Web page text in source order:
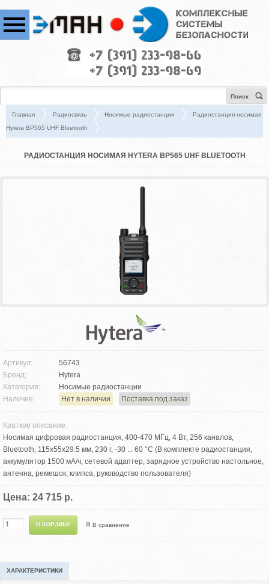
Поиск
Главная Радиосвязь Носимые радиостанции
Радиостанция носимая
Hytera BP565 UHF Bluetooth
РАДИОСТАНЦИЯ НОСИМАЯ HYTERA BP565 UHF BLUETOOTH
Артикул:
56743
Бренд:
Hytera
Категория:
Носимые радиостанции
Наличие:
Нет в наличии Поставка под заказ
Краткое описание:
Носимая цифровая радиостанция, 400-470 МГц, 4 Вт, 256 каналов,
Bluetooth, 115х55х29.5 мм, 230 г, -30 ... 60 °С (В комплекте радиостанция,
аккумулятор 1500 мА/ч, сетевой адаптер, зарядное устройство настольное,
антенна, ремешок, клипса, руководство пользователя)
Цена: 24 715 р.
В сравнение
ХАРАКТЕРИСТИКИ